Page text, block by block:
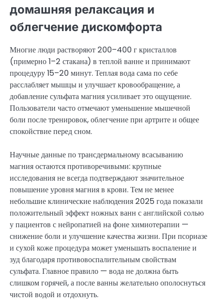
домашняя релаксация и
облегчение дискомфорта
Многие люди растворяют 200–400 г кристаллов
(примерно 1–2 стакана) в теплой ванне и принимают
процедуру 15–20 минут. Теплая вода сама по себе
расслабляет мышцы и улучшает кровообращение, а
добавление сульфата магния усиливает это ощущение.
Пользователи часто отмечают уменьшение мышечной
боли после тренировок, облегчение при артрите и общее
спокойствие перед сном.
Научные данные по трансдермальному всасыванию
магния остаются противоречивыми: крупные
исследования не всегда подтверждают значительное
повышение уровня магния в крови. Тем не менее
небольшие клинические наблюдения 2025 года показали
положительный эффект ножных ванн с английской солью
у пациентов с нейропатией на фоне химиотерапии —
снижение боли и улучшение качества жизни. При псориазе
и сухой коже процедура может уменьшать воспаление и
зуд благодаря противовоспалительным свойствам
сульфата. Главное правило — вода не должна быть
слишком горячей, а после ванны желательно ополоснуться
чистой водой и отдохнуть.